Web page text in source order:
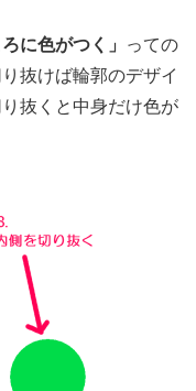
に色がつく」
っての
抜けば輪郭のデザイ
抜くと中身だけ色が